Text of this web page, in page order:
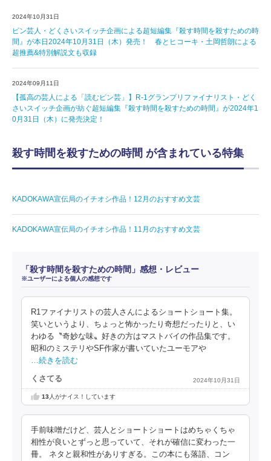
2024年10月31日
ピン芸人・どくさいスイッチ企画による超短編集『殺す時間を殺すための時
間』が本日2024年10月31日（木）発売！ 春とヒコーキ・土岡哲朗による
超推薦&特別解説文も収録
2024年09月11日
【孤高の芸人による「読むピン芸」】R-1グランプリファイナリスト・どく
さいスイッチ企画が紡ぐ超短編集『殺す時間を殺すための時間』が2024年1
0月31日（木）に発売決定！
殺す時間を殺すための時間 が含まれている特集
KADOKAWA宣伝局のイチオシ作品！12月のおすすめ文芸
KADOKAWA宣伝局のイチオシ作品！11月のおすすめ文芸
「殺す時間を殺すための時間」感想・レビュー
※ユーザーによる個人の感想です
R1ファイナリストの芸人さんによるショートショート集。
笑いというより、ちょっと怖かったり奇想だったりと、い
わゆる〝奇妙な味〟好きの方はマストバイの作品集です。
昭和のミステリやSF作家が書いていたユーモアや
…続きを読む
くさてる 2024年10月31日
13人がナイス！しています
手前味噌だけど、芸人とショートショートはめちゃくちゃ
相性が良いとずっと思っていて、それが確信に変わった一
冊。 ネタと親和性がありすぎる。この本にも落語、コン